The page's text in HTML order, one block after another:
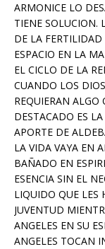
ARMONICE LO
TIENE SOLUCION.
DE LA
ESPACIO EN LA
EL CICLO DE LA
CUANDO LOS
REQUIERAN ALGO
DESTACADO ES
APORTE DE
LA VIDA VAYA EN
BAÑADO EN
ESENCIA SIN EL
LIQUIDO QUE LES
JUVENTUD
ANGELES EN SU
ANGELES TOCAN